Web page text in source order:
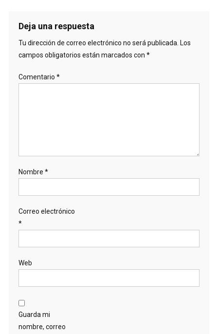
Deja una respuesta
Tu dirección de correo electrónico no será publicada. Los
campos obligatorios están marcados con *
Comentario *
Nombre *
Correo electrónico
*
Web
Guarda mi
nombre, correo